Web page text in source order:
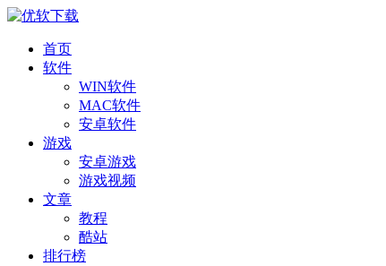
首页
软件
WIN软件
MAC软件
安卓软件
游戏
安卓游戏
游戏视频
文章
教程
酷站
排行榜